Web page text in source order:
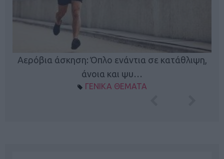
Αερόβια άσκηση: Όπλο ενάντια σε κατάθλιψη,
άνοια και ψυ…
ΓΕΝΙΚΑ ΘΕΜΑΤΑ